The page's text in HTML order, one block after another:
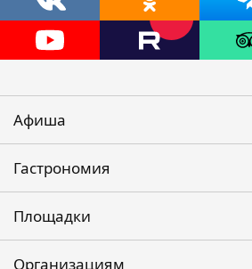
Афиша
Гастрономия
Площадки
Организациям